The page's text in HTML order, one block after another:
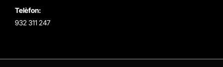
Telèfon:
932 311 247